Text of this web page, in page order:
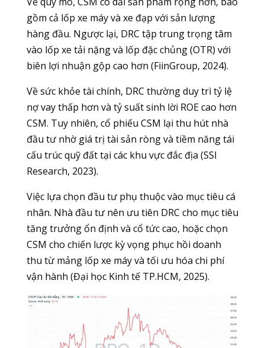
gồm cả lốp xe máy và xe đạp với sản lượng
hàng đầu. Ngược lại, DRC tập trung trọng tâm
vào lốp xe tải nặng và lốp đặc chủng (OTR) với
biên lợi nhuận gộp cao hơn (FiinGroup, 2024).
Về sức khỏe tài chính, DRC thường duy trì tỷ lệ
nợ vay thấp hơn và tỷ suất sinh lời ROE cao hơn
CSM. Tuy nhiên, cổ phiếu CSM lại thu hút nhà
đầu tư nhờ giá trị tài sản ròng và tiềm năng tái
cấu trúc quỹ đất tại các khu vực đắc địa (SSI
Research, 2023).
Việc lựa chọn đầu tư phụ thuộc vào mục tiêu cá
nhân. Nhà đầu tư nên ưu tiên DRC cho mục tiêu
tăng trưởng ổn định và cổ tức cao, hoặc chọn
CSM cho chiến lược kỳ vọng phục hồi doanh
thu từ mảng lốp xe máy và tối ưu hóa chi phí
vận hành (Đại học Kinh tế TP.HCM, 2025).